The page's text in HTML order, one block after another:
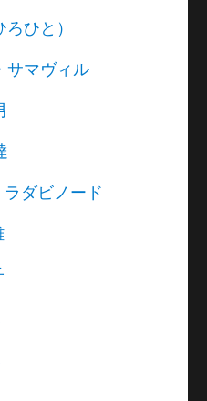
ひと）
サマヴィル
ダビノード